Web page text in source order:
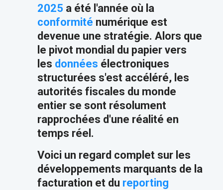
2025 a été l'année où la
conformité numérique est
devenue une stratégie. Alors que
le pivot mondial du papier vers
les données électroniques
structurées s'est accéléré, les
autorités fiscales du monde
entier se sont résolument
rapprochées d'une réalité en
temps réel.
Voici un regard complet sur les
développements marquants de la
facturation et du reporting